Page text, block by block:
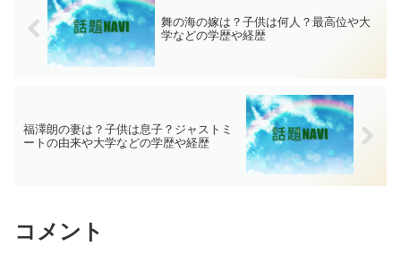
舞の海の嫁は？子供は何人？最高位や大
学などの学歴や経歴
福澤朗の妻は？子供は息子？ジャストミ
ートの由来や大学などの学歴や経歴
コメント